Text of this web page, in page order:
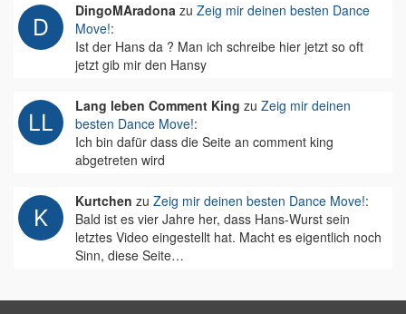
DingoMAradona zu Zeig mir deinen besten Dance
Move!:
Ist der Hans da ? Man ich schreibe hier jetzt so oft
jetzt gib mir den Hansy
Lang leben Comment King zu Zeig mir deinen
besten Dance Move!:
Ich bin dafür dass die Seite an comment king
abgetreten wird
Kurtchen zu Zeig mir deinen besten Dance Move!:
Bald ist es vier Jahre her, dass Hans-Wurst sein
letztes Video eingestellt hat. Macht es eigentlich noch
Sinn, diese Seite…